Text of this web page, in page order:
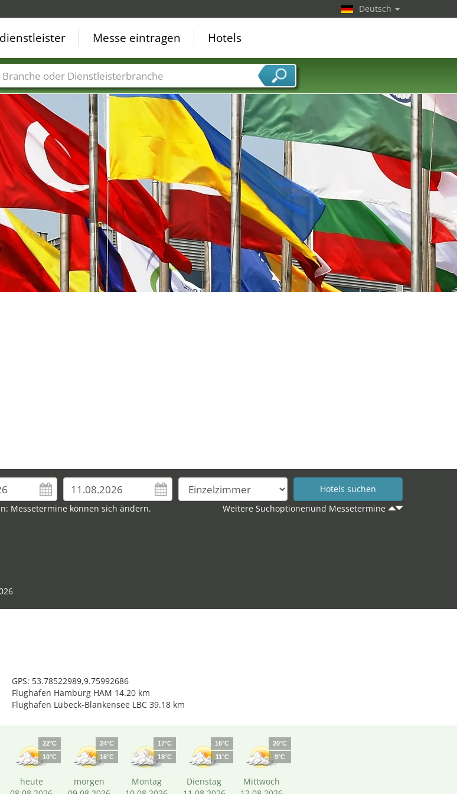
Messetermine können sich ändern. Weitere Suchoptionenund Messetermine
GPS: 53.78522989,9.75992686
Flughafen Hamburg HAM 14.20 km
Flughafen Lübeck-Blankensee LBC 39.18 km
22°C
10°C
heute
24°C
16°C
morgen
17°C
18°C
Montag
16°C
11°C
Dienstag
20°C
9°C
Mittwoch
Deutsch
Messe eintragen Hotels
Branchen Dienstleisterbranchen